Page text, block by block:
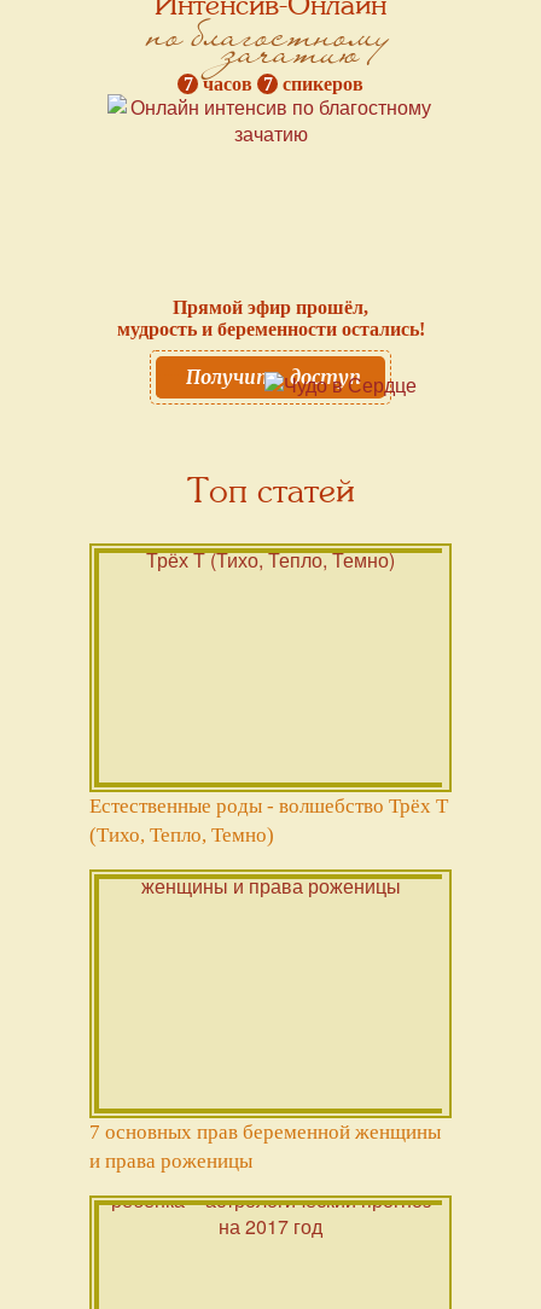
по благостному
зачатию
7 часов 7 спикеров
Прямой эфир прошёл,
мудрость и беременности остались!
Получить доступ
Топ статей
Естественные роды - волшебство Трёх Т
(Тихо, Тепло, Темно)
7 основных прав беременной женщины
и права роженицы